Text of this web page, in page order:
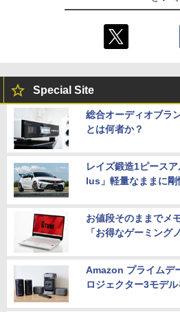
入特典付】【
D: MASTER
-30900 PS5 メ
コレクション
トレ ゲーム イ
レッドブリー
便送料無料】
Special Site
総合オーディオブラ
とは何者か？
レイズ鍛造1ピース
lus」軽量なままに剛
お値段そのままでメ
「お得なゲーミング
Amazon プライムデ
ロジェクター3モデ